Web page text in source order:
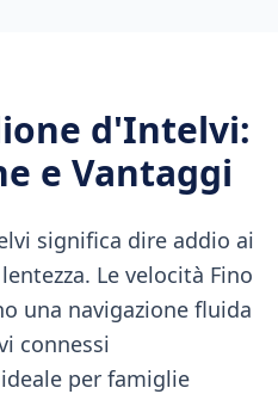
d'Intelvi:
e Vantaggi
significa dire addio ai
Le velocità Fino
una navigazione fluida
connessi
per famiglie